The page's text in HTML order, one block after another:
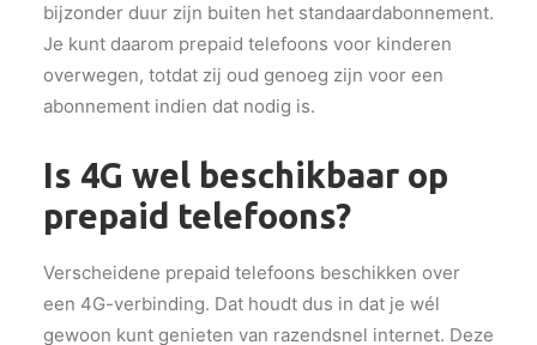
bijzonder duur zijn buiten het standaardabonnement.
Je kunt daarom prepaid telefoons voor kinderen
overwegen, totdat zij oud genoeg zijn voor een
abonnement indien dat nodig is.
Is 4G wel beschikbaar op
prepaid telefoons?
Verscheidene prepaid telefoons beschikken over
een 4G-verbinding. Dat houdt dus in dat je wél
gewoon kunt genieten van razendsnel internet. Deze